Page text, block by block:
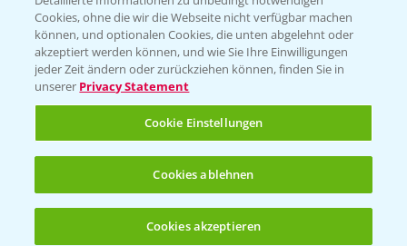
(noch 4)
Folgen Sie uns
Cookies, ohne die wir die Webseite nicht verfügbar machen
können, und optionalen Cookies, die unten abgelehnt oder
akzeptiert werden können, und wie Sie Ihre Einwilligungen
jeder Zeit ändern oder zurückziehen können, finden Sie in
unserer Privacy Statement
Cookie Einstellungen
Cookies ablehnen
Cookies akzeptieren